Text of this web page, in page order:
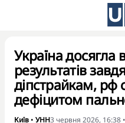
Україна досягла
результатів
діпстрайкам, рф
дефіцитом
Київ • УНН3 червня 2026, 16:38 •